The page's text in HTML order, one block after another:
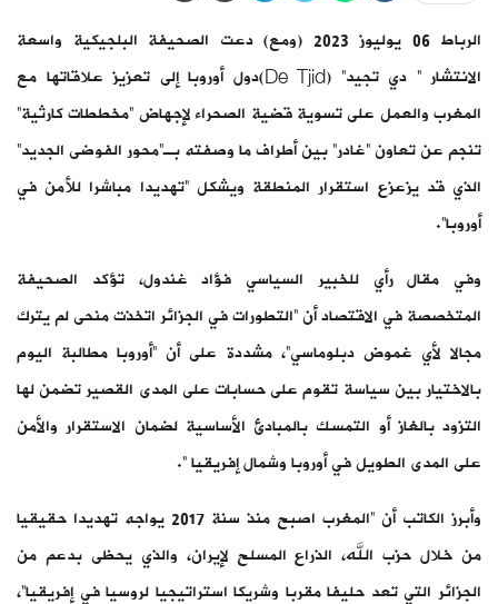
الرباط 06 يوليوز 2023 (ومع) دعت الصحيفة البلجيكية واسعة
الانتشار ” دي تجيد” (De Tjid)دول أوروبا إلى تعزيز علاقاتها مع
المغرب والعمل على تسوية قضية الصحراء لإجهاض “مخططات كارثية”
تنجم عن تعاون “غادر” بين أطراف ما وصفته بـ”محور الفوضى الجديد”
الذي قد يزعزع استقرار المنطقة ويشكل “تهديدا مباشرا للأمن في
أوروبا”.
وفي مقال رأي للخبير السياسي فؤاد غندول، تؤكد الصحيفة
المتخصصة في الاقتصاد أن “التطورات في الجزائر اتخذت منحى لم يترك
مجالا لأي غموض دبلوماسي”، مشددة على أن “أوروبا مطالبة اليوم
بالاختيار بين سياسة تقوم على حسابات على المدى القصير تضمن لها
التزود بالغاز أو التمسك بالمبادئ الأساسية لضمان الاستقرار والأمن
على المدى الطويل في أوروبا وشمال إفريقيا “.
وأبرز الكاتب أن “المغرب اصبح منذ سنة 2017 يواجه تهديدا حقيقيا
من خلال حزب الله، الذراع المسلح لإيران، والذي يحظى بدعم من
الجزائر التي تعد حليفا مقربا وشريكا استراتيجيا لروسيا في إفريقيا”،